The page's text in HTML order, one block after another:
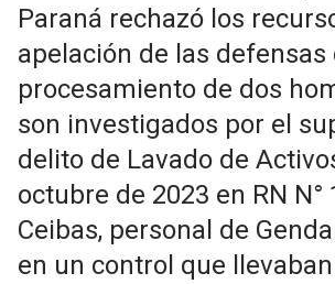
Paraná rechazó los
apelación de las defensas
procesamiento de dos
son investigados por el
delito de Lavado de
octubre de 2023 en RN N°
Ceibas, personal de
en un control que